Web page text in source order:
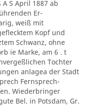
A S April 1887 ab
Er-
weiß mit
Kopf und
Schwanz, ohne
ie Marke, am 6 . t
Tochter
anlagea der Stadt
Fernsprech-
Wiederbringer
Bel. in Potsdam, Gr.